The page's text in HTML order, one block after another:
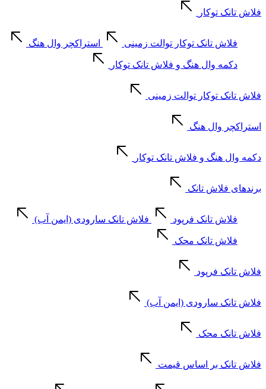
فلاش تانک توکار
فلاش تانک توکار توالت زمینی استراکچر وال هنگ
دکمه وال هنگ و فلاش تانک توکار
فلاش تانک توکار توالت زمینی
استراکچر وال هنگ
دکمه وال هنگ و فلاش تانک توکار
برندهای فلاش تانک
فلاش تانک فرپود فلاش تانک سارودی (ایمن آب)
فلاش تانک محک
فلاش تانک فرپود
فلاش تانک سارودی (ایمن آب)
فلاش تانک محک
فلاش تانک بر اساس قیمت